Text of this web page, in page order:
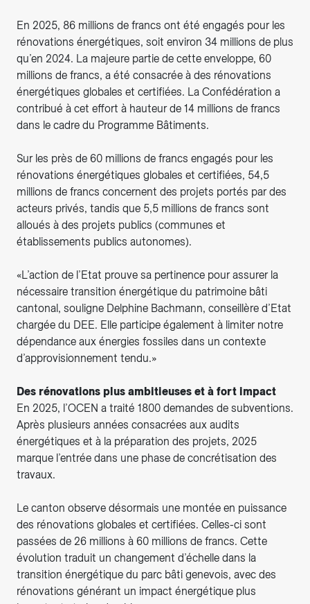
En 2025, 86 millions de francs ont été engagés pour les
rénovations énergétiques, soit environ 34 millions de plus
qu’en 2024. La majeure partie de cette enveloppe, 60
millions de francs, a été consacrée à des rénovations
énergétiques globales et certifiées. La Confédération a
contribué à cet effort à hauteur de 14 millions de francs
dans le cadre du Programme Bâtiments.
Sur les près de 60 millions de francs engagés pour les
rénovations énergétiques globales et certifiées, 54,5
millions de francs concernent des projets portés par des
acteurs privés, tandis que 5,5 millions de francs sont
alloués à des projets publics (communes et
établissements publics autonomes).
«L’action de l’Etat prouve sa pertinence pour assurer la
nécessaire transition énergétique du patrimoine bâti
cantonal, souligne Delphine Bachmann, conseillère d’Etat
chargée du DEE. Elle participe également à limiter notre
dépendance aux énergies fossiles dans un contexte
d’approvisionnement tendu.»
Des rénovations plus ambitieuses et à fort impact
En 2025, l’OCEN a traité 1800 demandes de subventions.
Après plusieurs années consacrées aux audits
énergétiques et à la préparation des projets, 2025
marque l’entrée dans une phase de concrétisation des
travaux.
Le canton observe désormais une montée en puissance
des rénovations globales et certifiées. Celles-ci sont
passées de 26 millions à 60 millions de francs. Cette
évolution traduit un changement d’échelle dans la
transition énergétique du parc bâti genevois, avec des
rénovations générant un impact énergétique plus